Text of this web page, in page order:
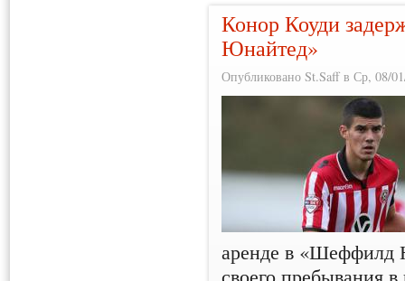
Конор Коуди
Юнайтед»
Опубликовано St.Saff в Ср, 08/
аренде в «Шеффилд